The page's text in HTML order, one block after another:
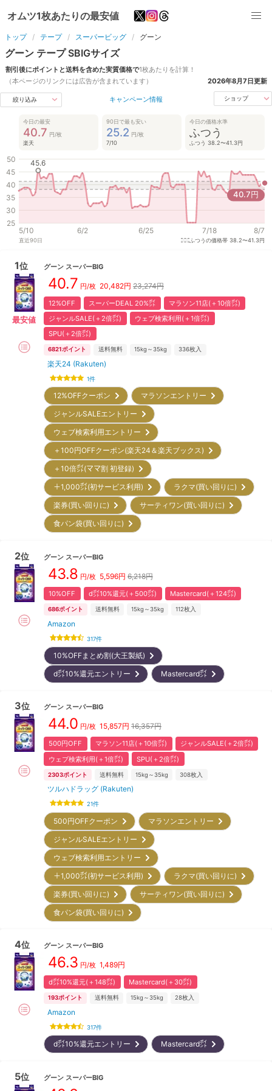
オムツ1枚あたりの最安値
トップ テープ スーパービッグ グーン
グーン テープ SBIGサイズ
割引後にポイントと送料を含めた実質価格で1枚あたりを計算！
（本ページのリンクには広告が含まれています）
2026年8月7日更新
絞り込み キャンペーン情報 ショップ
今日の最安
40.7 円/枚
楽天
90日で最も安い
25.2 円/枚
7/10
今日の価格水準
ふつう
ふつう 38.2〜41.3円
25
30
35
40
45
50
5/10 6/2 6/25 7/18 8/7
45.6
40.7円
直近90日 ふつうの価格帯38.2〜41.3円
1位
最安値
グーン スーパーBIG
40.7 円/枚 20,482円 23,274円
12%OFF スーパーDEAL 20%㌽
マラソン11店(＋10倍㌽)
ジャンルSALE(＋2倍㌽)
ウェブ検索利用(＋1倍㌽)
SPU(＋2倍㌽)
6821ポイント 送料無料 15kg～35kg 336枚入
楽天24 (Rakuten)
1件
12%OFFクーポン
マラソンエントリー
ジャンルSALEエントリー
ウェブ検索利用エントリー
＋100円OFFクーポン(楽天24＆楽天ブックス)
＋10倍㌽(ママ割 初登録)
＋1,000㌽(初サービス利用)
ラクマ(買い回りに)
楽券(買い回りに)
サーティワン(買い回りに)
食パン袋(買い回りに)
2位 グーン スーパーBIG
43.8 円/枚 5,596円 6,218円
10%OFF d㌽10%還元(＋500㌽) Mastercard(＋124㌽)
686ポイント 送料無料 15kg～35kg 112枚入
Amazon
317件
10%OFFまとめ割(大王製紙)
d㌽10%還元エントリー
Mastercard㌽
3位 グーン スーパーBIG
44.0 円/枚 15,857円 16,357円
500円OFF マラソン11店(＋10倍㌽)
ジャンルSALE(＋2倍㌽)
ウェブ検索利用(＋1倍㌽)
SPU(＋2倍㌽)
2303ポイント 送料無料 15kg～35kg 308枚入
ツルハドラッグ (Rakuten)
21件
500円OFFクーポン
マラソンエントリー
ジャンルSALEエントリー
ウェブ検索利用エントリー
＋1,000㌽(初サービス利用)
ラクマ(買い回りに)
楽券(買い回りに)
サーティワン(買い回りに)
食パン袋(買い回りに)
4位 グーン スーパーBIG
46.3 円/枚 1,489円
d㌽10%還元(＋148㌽) Mastercard(＋30㌽)
193ポイント 送料無料 15kg～35kg 28枚入
Amazon
317件
d㌽10%還元エントリー Mastercard㌽
5位 グーン スーパーBIG